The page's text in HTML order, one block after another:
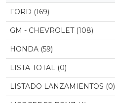
FORD (169)
GM - CHEVROLET (108)
HONDA (59)
LISTA TOTAL (0)
LISTADO LANZAMIENTOS (0)